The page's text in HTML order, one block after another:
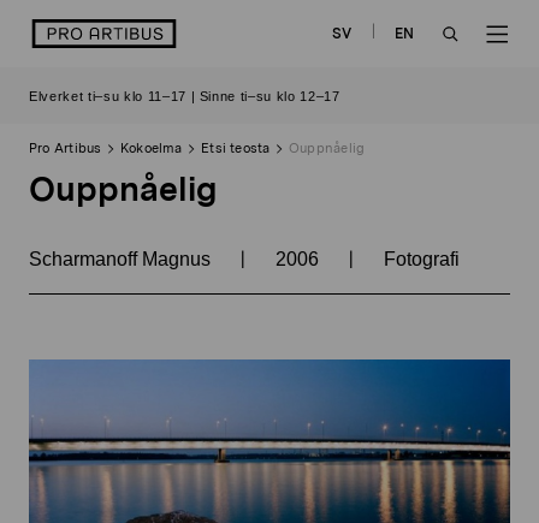
sisältöön
logo SV
EN
Elverket ti–su klo 11–17 | Sinne ti–su klo 12–17
Pro Artibus Kokoelma Etsi teosta Ouppnåelig
Ouppnåelig
Scharmanoff Magnus | 2006 | Fotografi